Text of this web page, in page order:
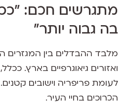
מתגרשים חכם:
בה גבוה יותר"
מלבד ההבדלים בין המגזרים
ואזורים גיאוגרפיים בארץ.
לעומת פריפריה וישובים
הכרוכים בחיי העיר.